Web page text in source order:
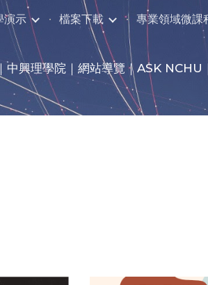
演示 檔案下載 專業領域微課
中興理學院 ｜網站導覽 ｜ASK NCHU